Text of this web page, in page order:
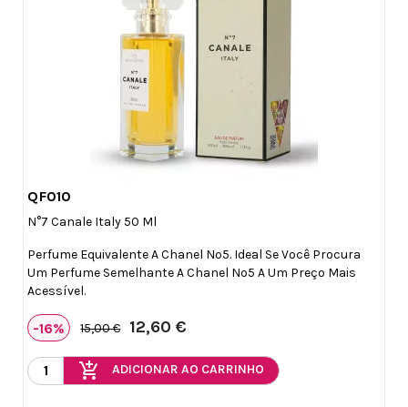
QF010
N°7 Canale Italy 50 Ml
Perfume Equivalente A Chanel Nº5. Ideal Se Você Procura
Um Perfume Semelhante A Chanel Nº5 A Um Preço Mais
Acessível.
-16% 15,00 € 12,60 €
add_shopping_cart ADICIONAR AO CARRINHO